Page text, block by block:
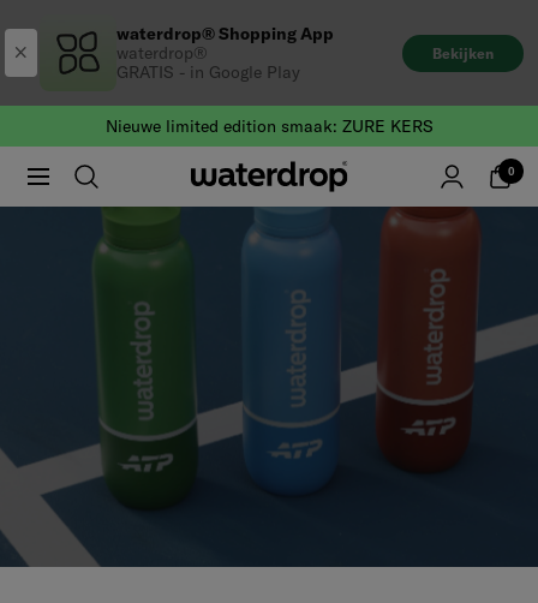
de
inhoud
gaan
waterdrop® Shopping App
waterdrop®
GRATIS - in Google Play
Bekijken
Nieuwe limited edition smaak: ZURE KERS
0